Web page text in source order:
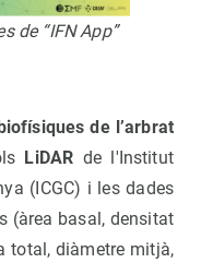
de “IFN App”
de l’arbrat
LiDAR de l'Institut
(ICGC) i les dades
(àrea basal, densitat
total, diàmetre mitjà,